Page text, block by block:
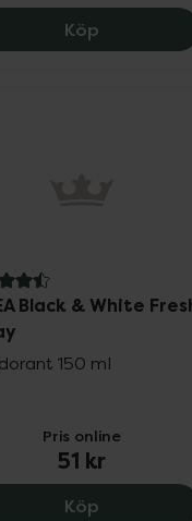
KöpNIVEA
5 i omdöme
Black & White
150 ml
Pris online
51 kr
KöpNIVEA